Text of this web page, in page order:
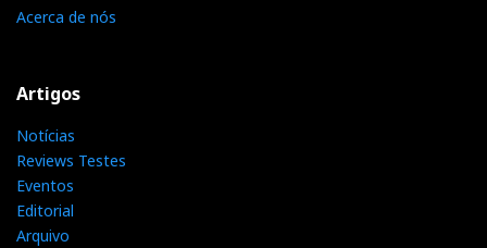
Acerca de nós
Artigos
Notícias
Reviews Testes
Eventos
Editorial
Arquivo